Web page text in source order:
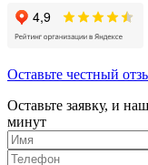
Оставьте честный
Оставьте заявку, и
минут